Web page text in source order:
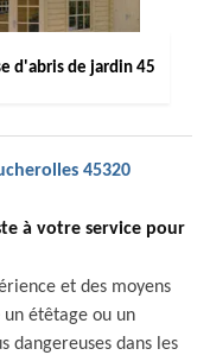
d'abris de jardin 45
45320
à votre service pour
et des moyens
étêtage ou un
dangereuses dans les